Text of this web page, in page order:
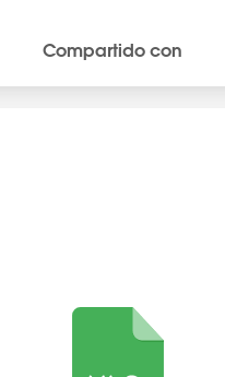
Compartido con